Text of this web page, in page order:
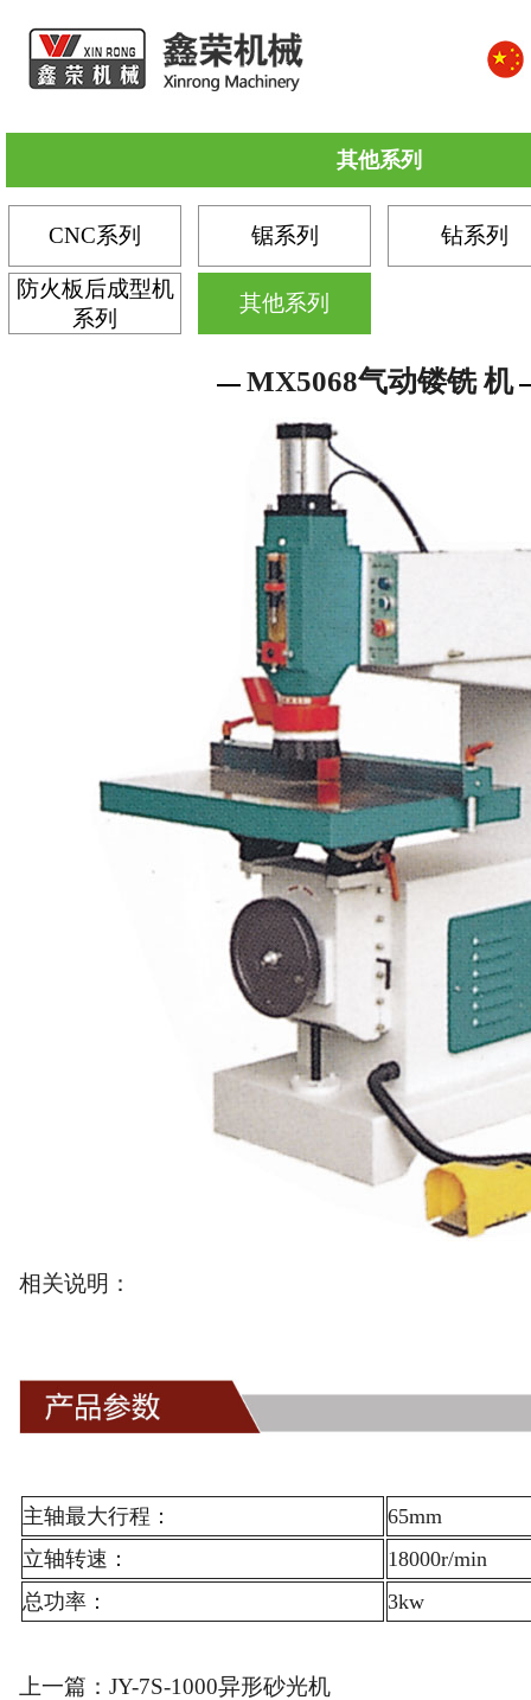
其他系列
CNC系列 锯系列 钻系列
防火板后成型机
系列
其他系列
MX5068气动镂铣 机
相关说明：
主轴最大行程：
65mm
立轴转速：
18000r/min
总功率：
3kw
上一篇： JY-7S-1000异形砂光机